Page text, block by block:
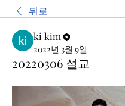
뒤로
ki kim
2022년 3월 9일
20220306 설교